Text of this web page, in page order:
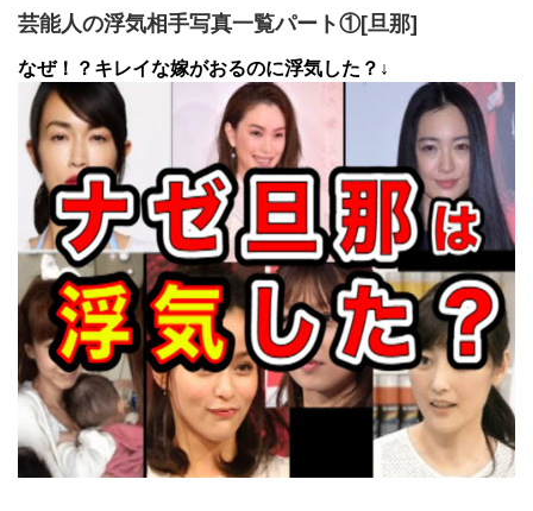
芸能人の浮気相手写真一覧パート①[旦那]
なぜ！？キレイな嫁がおるのに浮気した？↓